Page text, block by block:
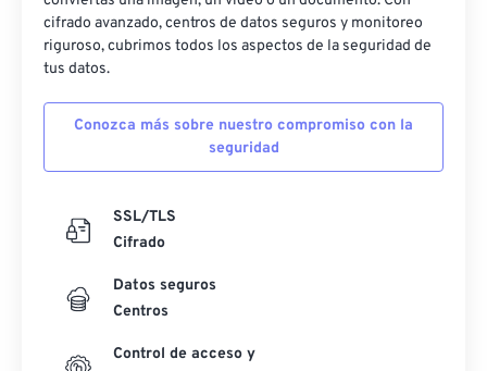
cifrado avanzado, centros de datos seguros y monitoreo
riguroso, cubrimos todos los aspectos de la seguridad de
tus datos.
Conozca más sobre nuestro compromiso con la
seguridad
SSL/TLS
Cifrado
Datos seguros
Centros
Control de acceso y